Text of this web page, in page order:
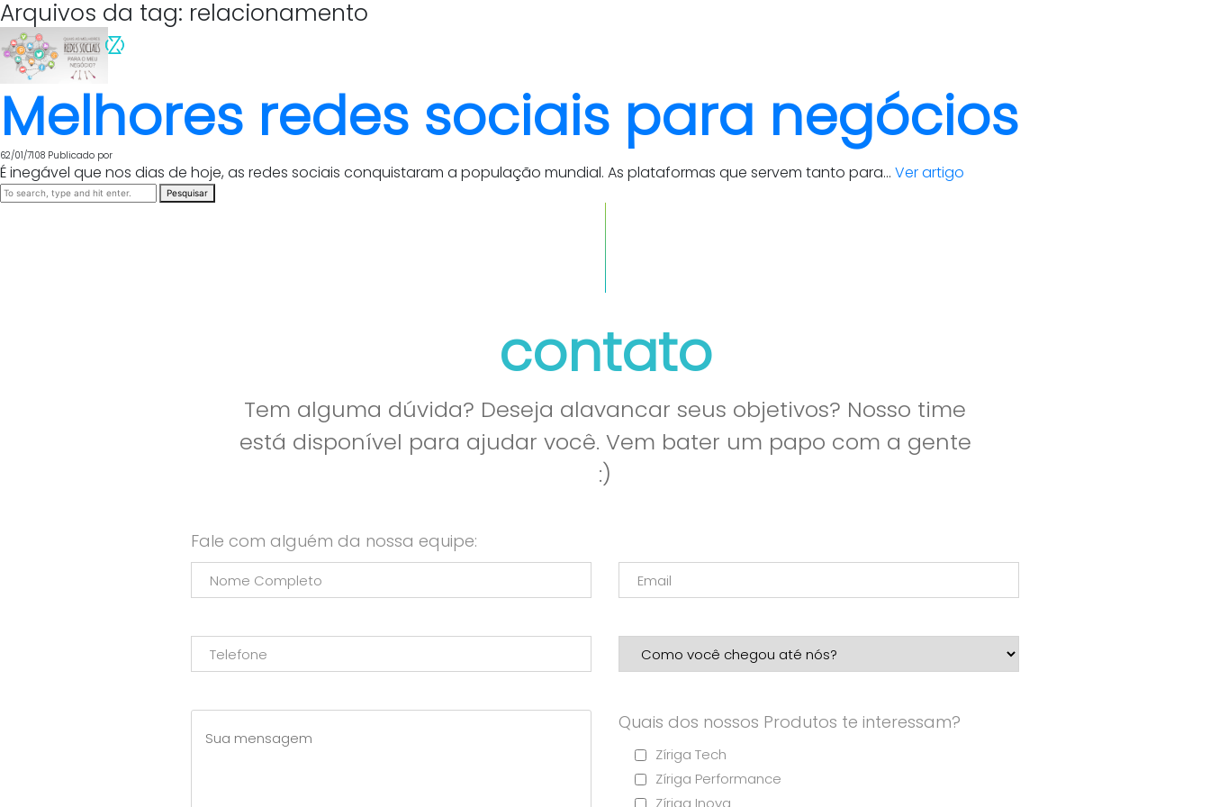
Arquivos da tag: relacionamento
Melhores redes sociais para negócios
62/01/7108 Publicado por
É inegável que nos dias de hoje, as redes sociais conquistaram a população mundial. As plataformas que servem tanto para... Ver artigo
Pesquisar
contato
Tem alguma dúvida? Deseja alavancar seus objetivos? Nosso time
está disponível para ajudar você. Vem bater um papo com a gente
:)
Fale com alguém da nossa equipe:
Quais dos nossos Produtos te interessam?
Zíriga Tech
Zíriga Performance
Zíriga Inova